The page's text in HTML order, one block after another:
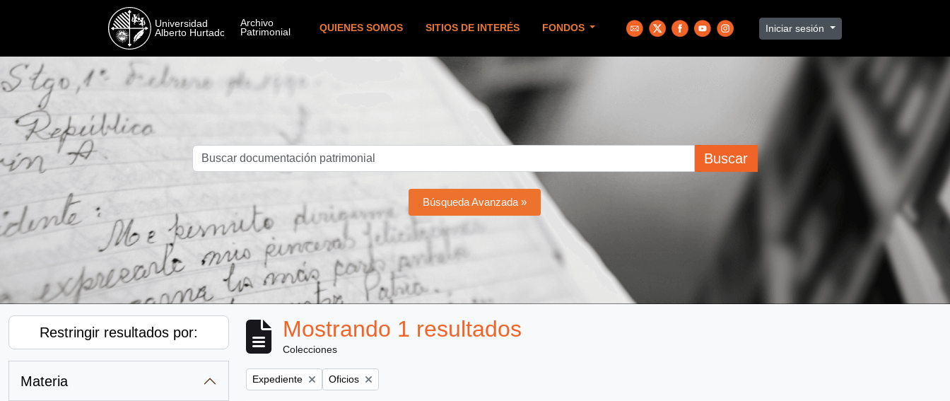
QUIENES SOMOS SITIOS DE INTERÉS FONDOS Iniciar sesión
Buscar
Búsqueda Avanzada »
Restringir resultados por:
Materia
Mostrando 1 resultados
Colecciones
Remove filter:
Expediente Remove filter:
Oficios